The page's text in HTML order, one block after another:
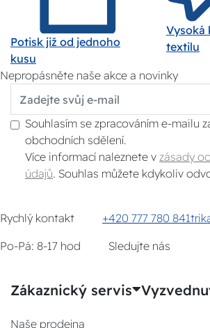
Potisk již od jednoho
kusu
Vysoká
textilu
Nepropásněte naše akce a novinky
Souhlasím se zpracováním e-mailu
obchodních sdělení.
Více informací naleznete v zásady
údajů . Souhlas můžete kdykoliv
Rychlý kontakt +420 777 780 841
Po-Pá: 8-17 hod
Sledujte nás
Zákaznický servis
Naše prodejna